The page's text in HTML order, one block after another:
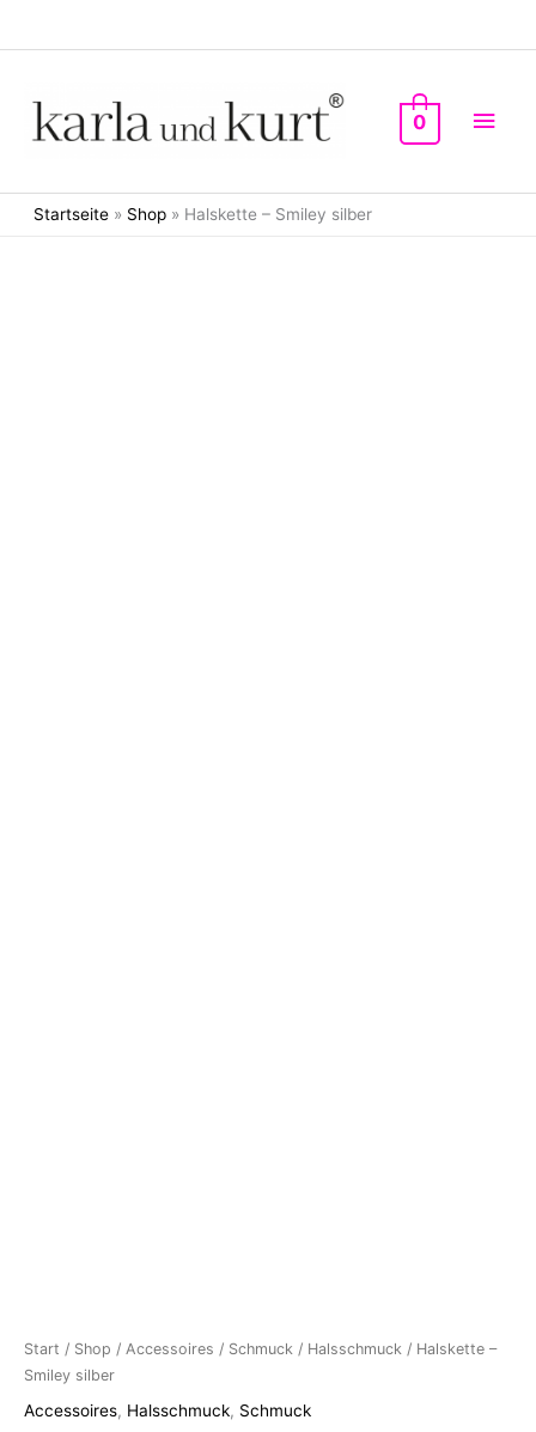
0
Startseite » Shop » Halskette – Smiley silber
Start / Shop / Accessoires / Schmuck / Halsschmuck / Halskette –
Smiley silber
Accessoires, Halsschmuck, Schmuck